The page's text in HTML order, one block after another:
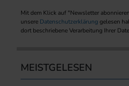
Mit dem Klick auf "Newsletter
unsere Datenschutzerklärung gelesen
dort beschriebene Verarbeitung Ihrer
MEISTGELESEN